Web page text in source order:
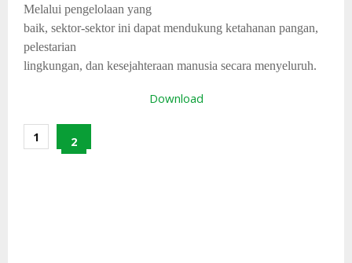
Melalui pengelolaan yang
baik, sektor-sektor ini dapat mendukung ketahanan pangan,
pelestarian
lingkungan, dan kesejahteraan manusia secara menyeluruh.
Download
1 2